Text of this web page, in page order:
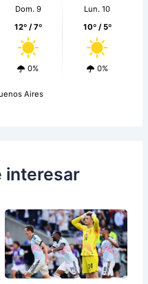
Dom. 9
12º / 7º
0%
Lun. 10
10º / 5º
0%
Aires
interesar